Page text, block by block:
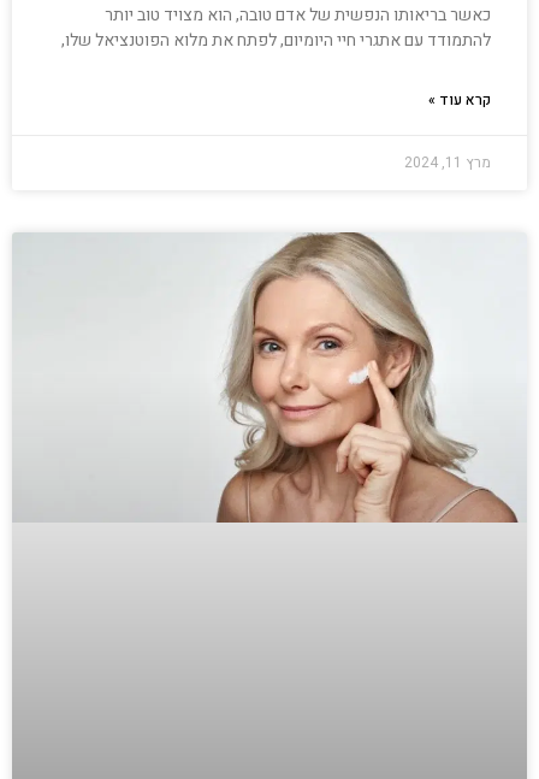
כאשר בריאותו הנפשית של אדם טובה, הוא מצויד טוב יותר
להתמודד עם אתגרי חיי היומיום, לפתח את מלוא הפוטנציאל שלו,
קרא עוד »
מרץ 11, 2024